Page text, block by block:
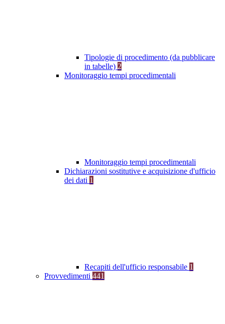
Tipologie di procedimento (da pubblicare
in tabelle) 2
Monitoraggio tempi procedimentali
Monitoraggio tempi procedimentali
Dichiarazioni sostitutive e acquisizione d'ufficio
dei dati 1
Recapiti dell'ufficio responsabile 1
Provvedimenti 441